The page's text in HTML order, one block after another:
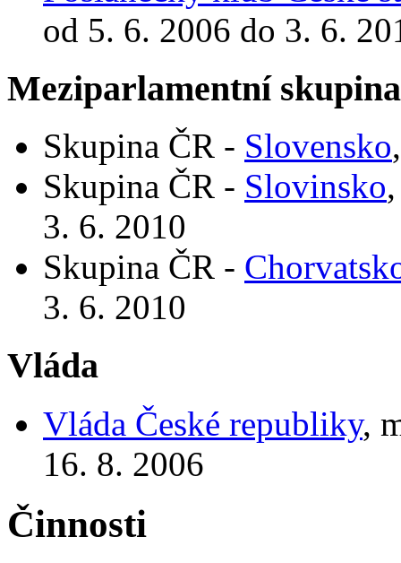
od 5. 6. 2006 do 3. 6.
Meziparlamentní
Skupina ČR - Slovensko
Skupina ČR - Slovinsko
3. 6. 2010
Skupina ČR -
3. 6. 2010
Vláda
Vláda České republiky,
16. 8. 2006
Činnosti